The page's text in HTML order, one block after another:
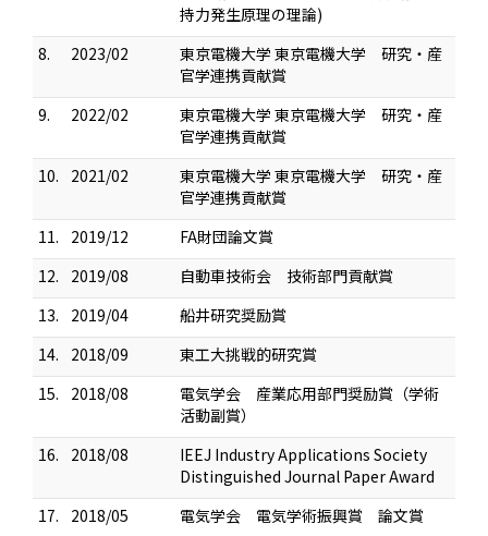
持力発生原理の理論)
8.
2023/02
東京電機大学 東京電機大学 研究・産
官学連携貢献賞
9.
2022/02
東京電機大学 東京電機大学 研究・産
官学連携貢献賞
10.
2021/02
東京電機大学 東京電機大学 研究・産
官学連携貢献賞
11.
2019/12
FA財団論文賞
12.
2019/08
自動車技術会 技術部門貢献賞
13.
2019/04
船井研究奨励賞
14.
2018/09
東工大挑戦的研究賞
15.
2018/08
電気学会 産業応用部門奨励賞（学術
活動副賞）
16.
2018/08
IEEJ Industry Applications Society
Distinguished Journal Paper Award
17.
2018/05 電気学会 電気学術振興賞 論文賞